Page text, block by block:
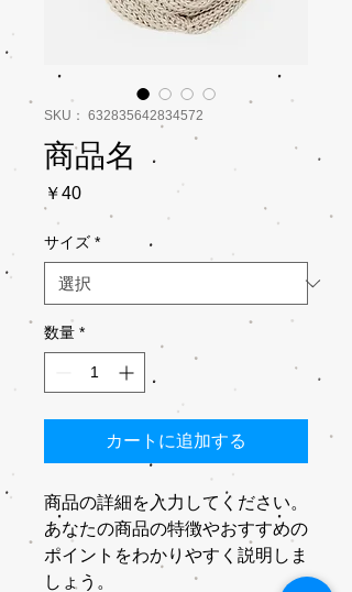
SKU： 632835642834572
商品名
￥40価
サイズ *
数量 *
カートに追加する
商品の詳細を入力してください。
あなたの商品の特徴やおすすめの
ポイントをわかりやすく説明しま
しょう。